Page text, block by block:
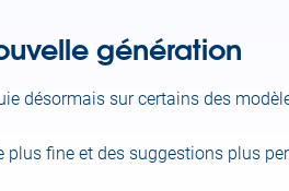
génération
désormais sur certains des
fine et des suggestions plus